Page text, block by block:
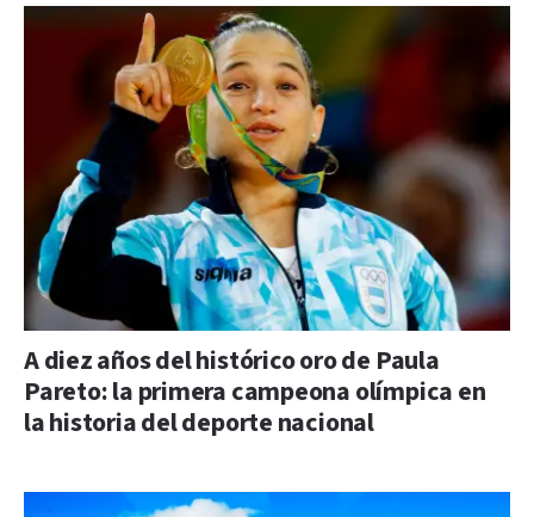
A diez años del histórico oro de Paula
Pareto: la primera campeona olímpica en
la historia del deporte nacional